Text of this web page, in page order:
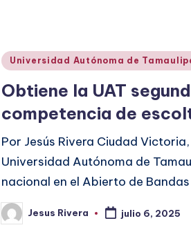
Publicado
Universidad Autónoma de
Obtiene la UAT
competencia de
Por Jesús Rivera Ciudad
Universidad Autónoma de
nacional en el Abierto de
Publicado
por
Jesus Rivera julio 6, 2025